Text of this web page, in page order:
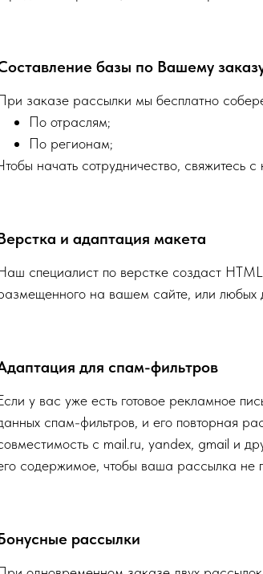
базы по Вашему
заказе рассылки мы бесплатно
По отраслям;
По регионам;
начать сотрудничество,
и адаптация макета
специалист по верстке создаст
на вашем сайте, или любых
для спам-фильтров
у вас уже есть готовое рекламное
спам-фильтров, и его повторная
с mail.ru, yandex, gmail и
содержимое, чтобы ваша рассылка не
рассылки